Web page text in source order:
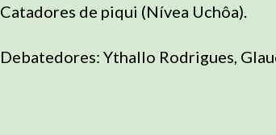
Catadores de piqui (Nívea Uchôa).
Debatedores: Ythallo Rodrigues,